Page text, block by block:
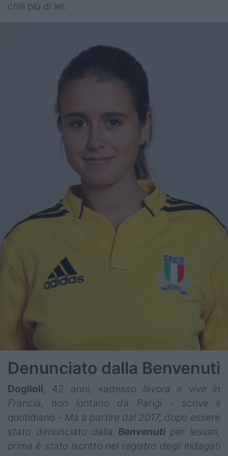
chili più di lei.
Denunciato dalla Benvenuti
Doglioli, 42 anni, «adesso lavora e vive in
Francia, non lontano da Parigi- scrive il
quotidiano - Ma a partire dal 2017, dopo essere
stato denunciato dalla Benvenutiper lesioni,
prima è stato iscritto nel registro degli indagati